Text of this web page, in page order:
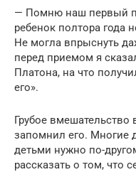
— Помню наш первый
ребенок полтора года
Не могла впрыснуть
перед приемом я
Платона, на что
его».
Грубое
запомнил его. Многие
детьми нужно по-
рассказать о том, что